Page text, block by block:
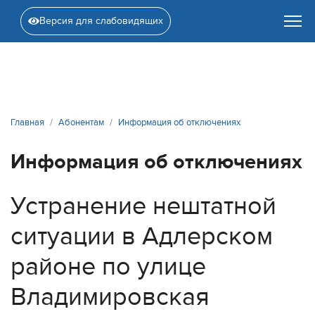
Версия для слабовидящих
Главная Абонентам Информация об отключениях
Информация об отключениях
Устранение нештатной
ситуации в Адлерском
районе по улице
Владимировская